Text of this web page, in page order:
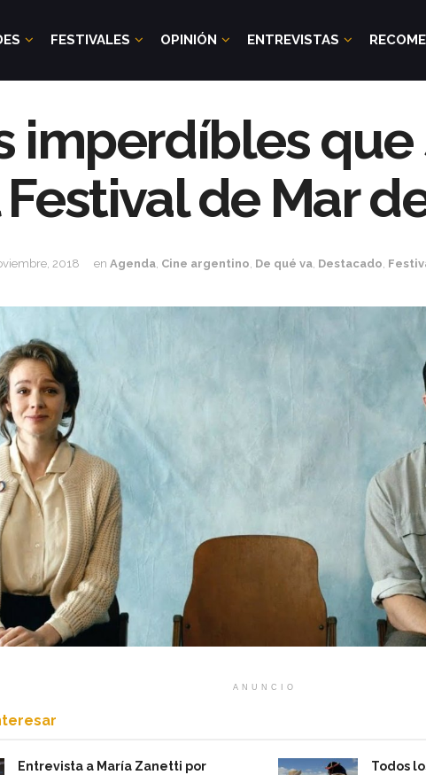
FESTIVALES OPINIÓN ENTREVISTAS
imperdíbles que
de Mar
2018 en Agenda Cine argentino De qué va Destacado
ANUNCIO
Entrevista a María Zanetti por
Todos